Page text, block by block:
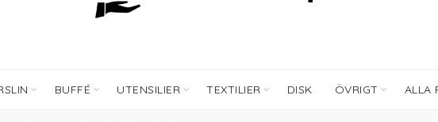
BUFFÉ UTENSILIER TEXTILIER DISK ÖVRIGT ALLA